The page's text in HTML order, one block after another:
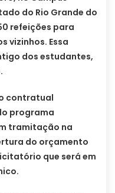
do Rio Grande do
refeições para
vizinhos. Essa
dos estudantes,
contratual
programa
tramitação na
do orçamento
que será em